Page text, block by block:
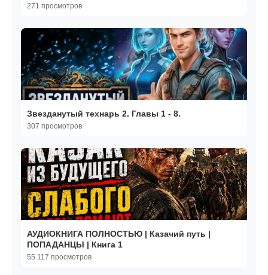
271 просмотров
Звезданутый технарь 2. Главы 1 - 8.
307 просмотров
АУДИОКНИГА ПОЛНОСТЬЮ | Казачий путь |
ПОПАДАНЦЫ | Книга 1
55 117 просмотров